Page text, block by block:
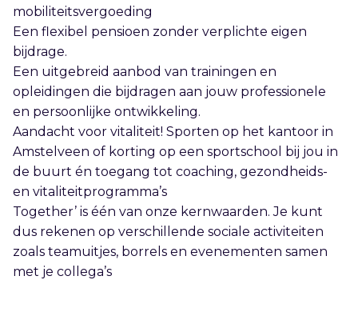
mobiliteitsvergoeding
Een flexibel pensioen zonder verplichte eigen
bijdrage.
Een uitgebreid aanbod van trainingen en
opleidingen die bijdragen aan jouw professionele
en persoonlijke ontwikkeling.
Aandacht voor vitaliteit! Sporten op het kantoor in
Amstelveen of korting op een sportschool bij jou in
de buurt én toegang tot coaching, gezondheids-
en vitaliteitprogramma’s
Together’ is één van onze kernwaarden. Je kunt
dus rekenen op verschillende sociale activiteiten
zoals teamuitjes, borrels en evenementen samen
met je collega’s